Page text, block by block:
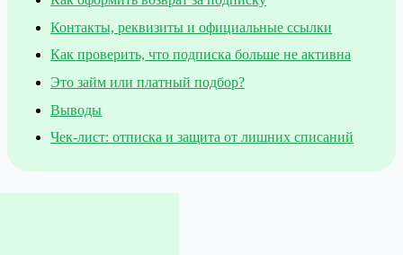
Контакты, реквизиты и официальные ссылки
Как проверить, что подписка больше не активна
Это займ или платный подбор?
Выводы
Чек-лист: отписка и защита от лишних списаний